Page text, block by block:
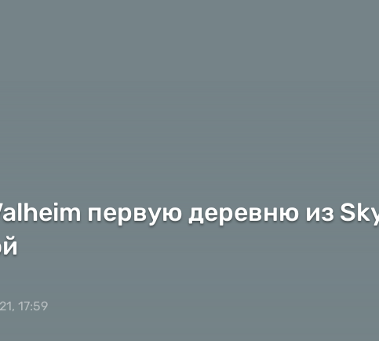
первую деревню из
17:59